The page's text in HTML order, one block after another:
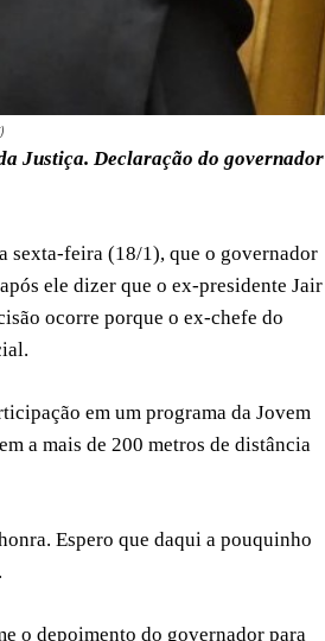
Justiça. Declaração do governador
sexta-feira (18/1), que o governador
ele dizer que o ex-presidente Jair
ocorre porque o ex-chefe do
em um programa da Jovem
a mais de 200 metros de distância
Espero que daqui a pouquinho
o depoimento do governador para